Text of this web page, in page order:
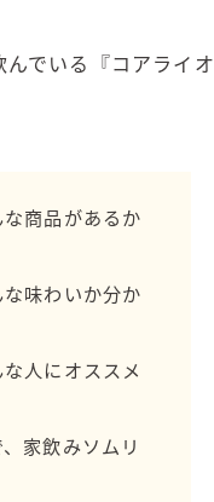
でいる『コアライオ
商品があるか
味わいか分か
人にオススメ
家飲みソムリ